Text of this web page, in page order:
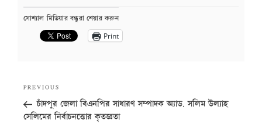
সোশ্যাল মিডিয়ার বন্ধুরা শেয়ার করুন
Print
navigation
Previous
Post
PREVIOUS
চাঁদপুর জেলা বিএনপির সাধারণ সম্পাদক অ্যাড. সলিম উল্যাহ
সেলিমের নির্বাচনত্তোর কৃতজ্ঞতা